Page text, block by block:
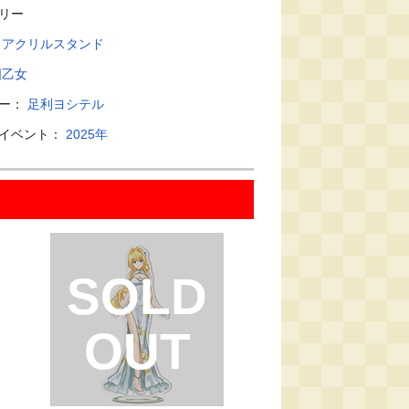
ー
アクリルスタンド
女
： 足利ヨシテル
ベント： 2025年
SOLD
OUT